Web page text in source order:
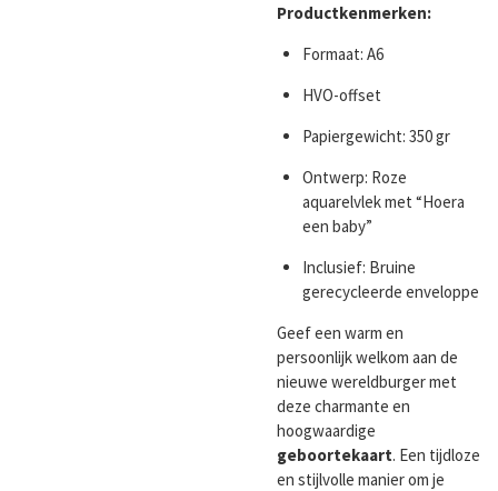
Productkenmerken:
Formaat: A6
HVO-offset
Papiergewicht: 350 gr
Ontwerp: Roze
aquarelvlek met “Hoera
een baby”
Inclusief: Bruine
gerecycleerde enveloppe
Geef een warm en
persoonlijk welkom aan de
nieuwe wereldburger met
deze charmante en
hoogwaardige
geboortekaart. Een tijdloze
en stijlvolle manier om je